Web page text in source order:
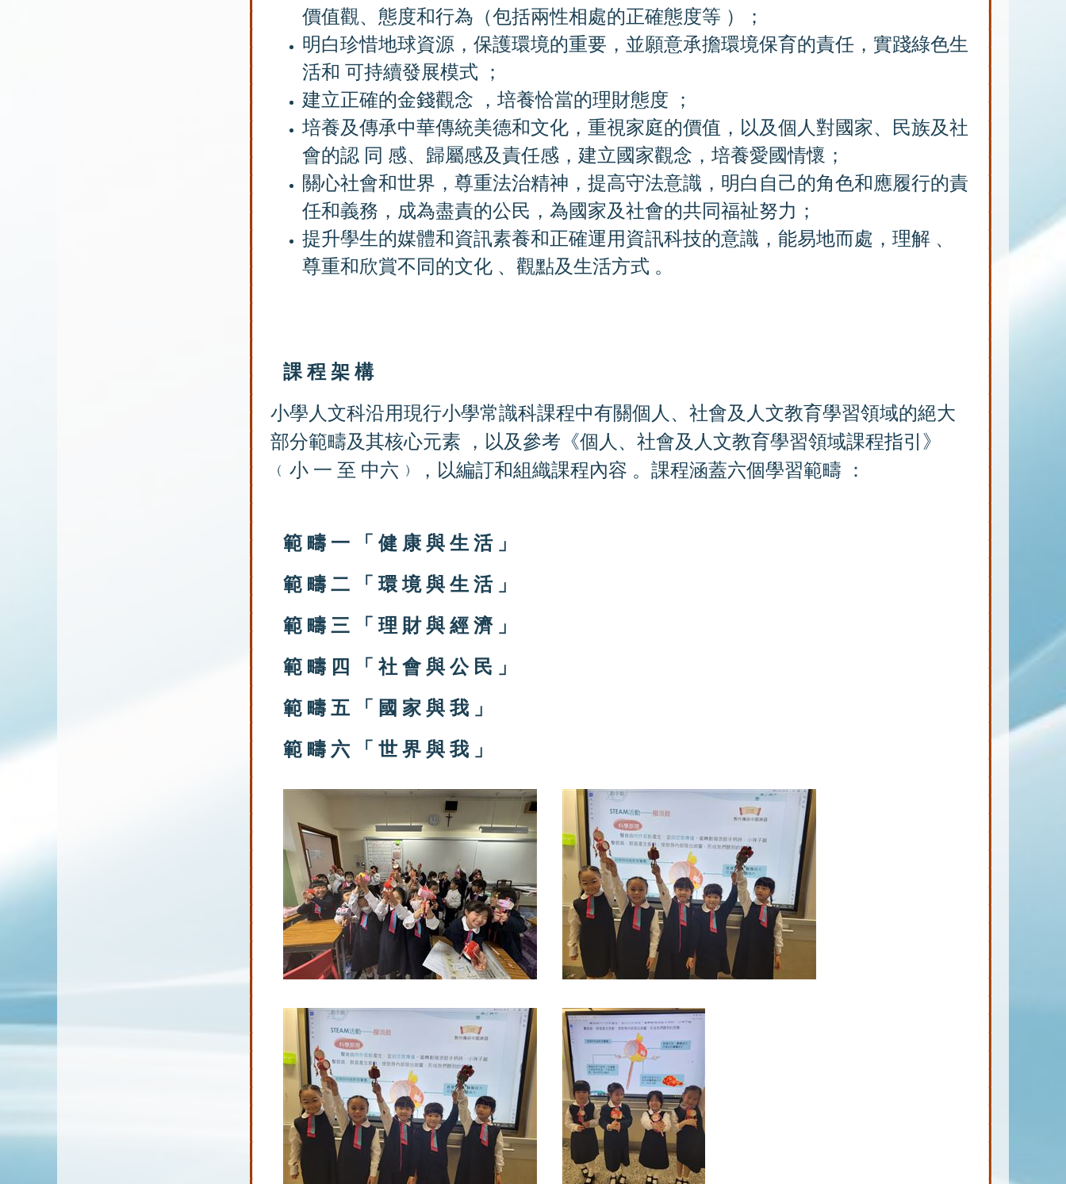
價值觀、 態度和行為（包括兩性相處的正確態度等 ）；
明白珍惜地球資源，保護環境的重要，並願意承擔環境保育的責任，實踐綠色生
活和 可持續發展模式 ；
建立正確的金錢觀念 ，培養恰當的理財態度 ；
培養及傳承中華傳統美德和文化，重視家庭的價值，以及個人對國家、民族及社
會的認 同 感、歸屬感及責任感，建立國家觀念，培養愛國情懷；
關心社會和世界，尊重法治精神，提高守法意識，明白自己的角色和應履行的責
任和義務，成為盡責的公民，為國家及社會的共同福祉努力；
提升學生的媒體和資訊素養和正確運用資訊科技的意識，能易地而處，理解 、
尊重和欣賞不同的文化 、觀點及生活方式 。
課 程 架 構
小學人文科沿用現行小學常識科課程中有關個人、社會及人文教育學習領域的絕大
部分範疇及其核心元素 ，以及參考《個人、社會及人文教育學習領域課程指引》
﹙小 一 至 中六﹚，以編訂和組織課程內容 。課程涵蓋六個學習範疇 ：
範 疇 一 「 健 康 與 生 活 」
範 疇 二 「 環 境 與 生 活 」
範 疇 三 「 理 財 與 經 濟 」
範 疇 四 「 社 會 與 公 民 」
範 疇 五 「 國 家 與 我 」
範 疇 六 「 世 界 與 我 」